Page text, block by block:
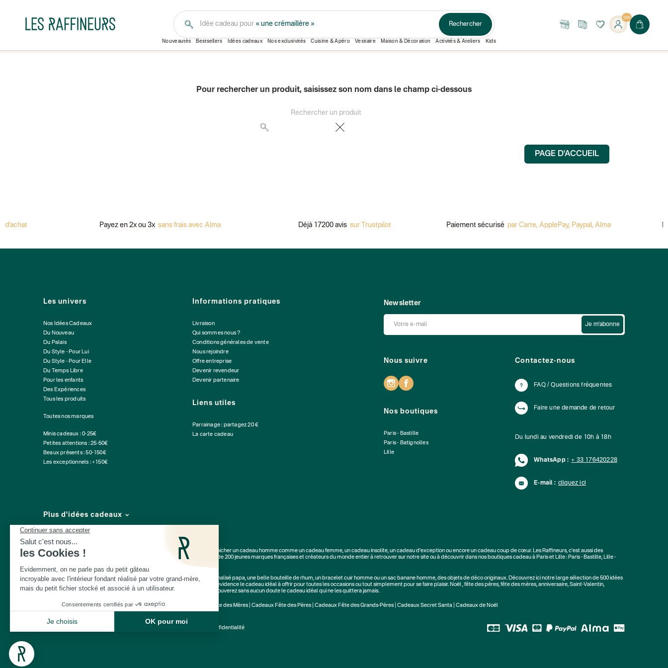
Idée cadeau pour « une crémaillère » Rechercher
Nos
Le
10€
Nouveautés Bestsellers Idées cadeaux Nos exclusivités Cuisine & Apéro Vestiaire Maison & Décoration Activités & Ateliers Kids
SQUARESTREET
Pour rechercher un produit, saisissez son nom dans le champ ci-dessous
PAGE D'ACCUEIL
Payez en 2x ou 3x sans frais avec Alma Déjà 17200 avis sur Trustpilot Paiement sécurisé par Carte, ApplePay, Paypal, Alma
Les univers
Nos Idées Cadeaux
Du Nouveau
Du Palais
Du Style - Pour Lui
Du Style - Pour Elle
Du Temps Libre
Pour les enfants
Des Expériences
Tous les produits
Toutes nos marques
Minis cadeaux : 0-25€
Petites attentions : 25-50€
Beaux présents : 50-150€
Les exceptionnels : +150€
Informations pratiques
Livraison
Qui sommes nous ?
Conditions générales de vente
Nous rejoindre
Offre entreprise
Devenir revendeur
Devenir partenaire
Liens utiles
Parrainage : partagez 20 €
La carte cadeau
Newsletter
Je m'abonne
Nous suivre
Nos boutiques
Paris - Bastille
Paris - Batignolles
Lille
Contactez-nous
FAQ / Questions fréquentes
Faire une demande de retour
Du lundi au vendredi de 10h à 18h
WhatsApp : + 33 176420228
E-mail : cliquez ici
Depuis 2014, Les Raffineurs proposent une sélection de produits pour dénicher uncadeau hommecomme uncadeau femme, uncadeau insolite, uncadeau d'exceptionou encore un cadeau coup de cœur. Les Raffineurs, c'est aussi des
expériences à vivre
ou à offrir à Paris, à Lyon et dans toute la France. Plus de200 jeunes marquesfrançaises et créateurs du monde entier à retrouver sur notre site ou à découvrir dans nos boutiques cadeau à Paris et Lille : Paris - Bastille, Lille -
Unecheminée de table, unpot en céramique intelligent, unt-shirt personnalisé papa, une belle bouteille de rhum, un bracelet cuir hommeou unsac banane homme, desobjets de déco originaux. Découvrez ici notre large sélection de500 idées
de cadeaux
choisies avec soin, parmi lesquelles vous trouverez de toute évidence le cadeau idéal à offrir pour toutes les occasions ou tout simplement pour se faire plaisir. Noël,fête des pères,fête des mères,anniversaire,Saint-Valentin,
pendaison de crémaillère, pot de départ : qu'ils aient 30 ou 60 ans, vous trouverez sans aucun doute le cadeau idéal qui ne les quittera jamais.
Cadeaux Saint-Valentin|Cadeaux Fête des Grands-Mères Cadeaux Fête des Mères Cadeaux Fête des Pères Cadeaux Fête des Grands-Pères Cadeaux Secret Santa Cadeaux de Noël
Plus d'idées cadeaux
Politique de confidentialité